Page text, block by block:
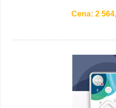
Cena: 2